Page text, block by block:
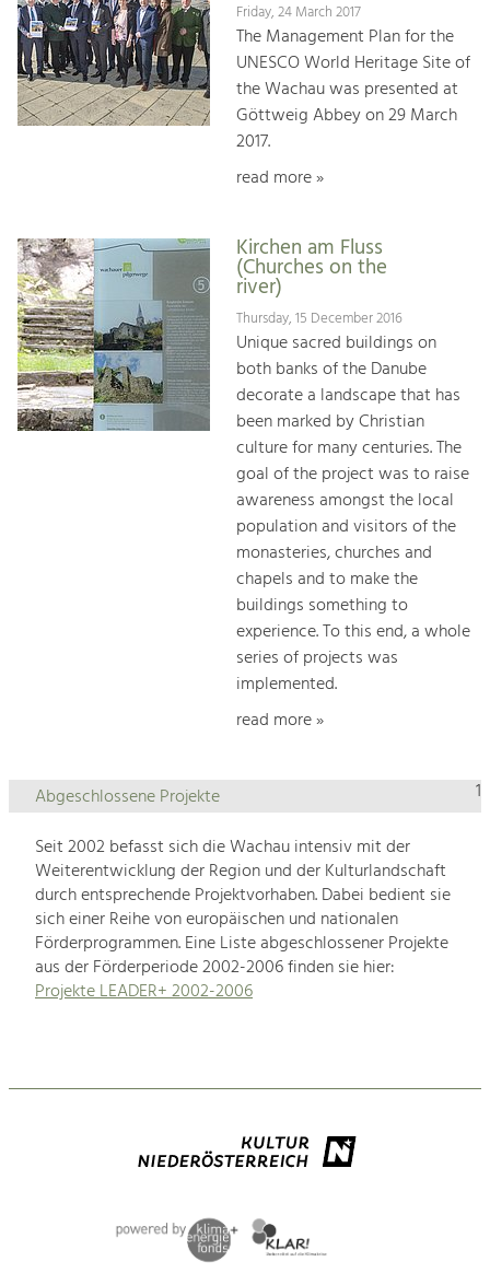
Friday, 24 March 2017
The Management Plan for the
UNESCO World Heritage Site of
the Wachau was presented at
Göttweig Abbey on 29 March
2017.
read more »
Kirchen am Fluss
(Churches on the
river)
Thursday, 15 December 2016
Unique sacred buildings on
both banks of the Danube
decorate a landscape that has
been marked by Christian
culture for many centuries. The
goal of the project was to raise
awareness amongst the local
population and visitors of the
monasteries, churches and
chapels and to make the
buildings something to
experience. To this end, a whole
series of projects was
implemented.
read more »
1
Abgeschlossene Projekte
Seit 2002 befasst sich die Wachau intensiv mit der
Weiterentwicklung der Region und der Kulturlandschaft
durch entsprechende Projektvorhaben. Dabei bedient sie
sich einer Reihe von europäischen und nationalen
Förderprogrammen. Eine Liste abgeschlossener Projekte
aus der Förderperiode 2002-2006 finden sie hier:
Projekte LEADER+ 2002-2006